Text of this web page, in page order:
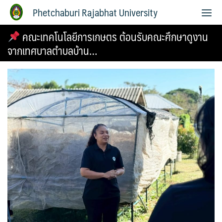
Phetchaburi Rajabhat University
คณะเทคโนโลยีการเกษตร ต้อนรับคณะศึกษาดูงาน
จากเทศบาลตำบลบ้าน…